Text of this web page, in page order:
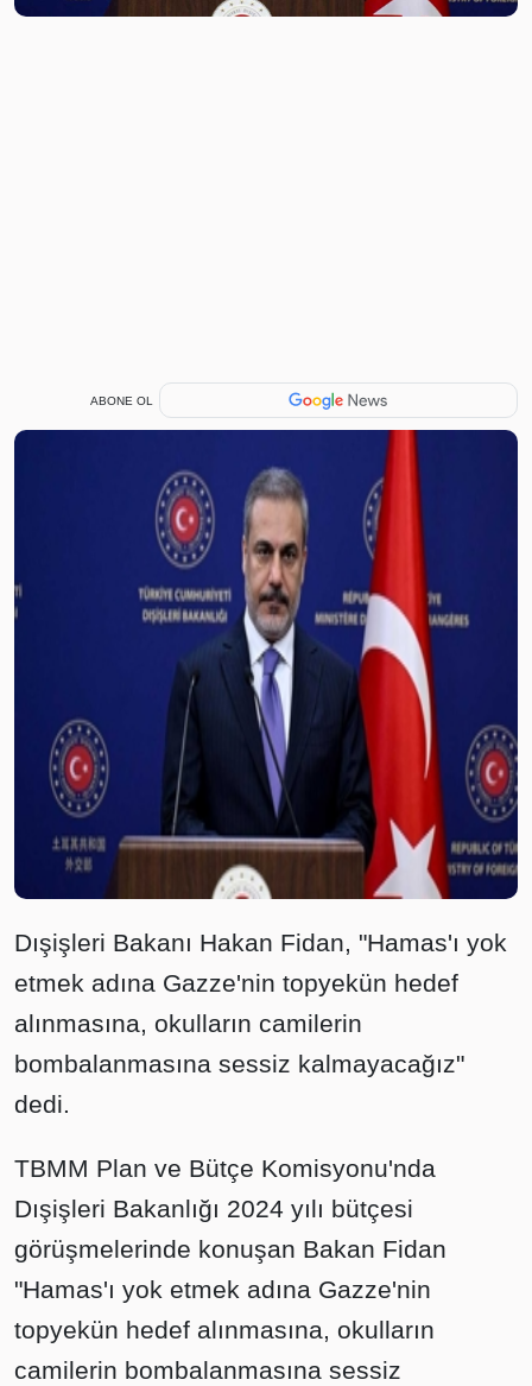
ABONE OL
Dışişleri Bakanı Hakan Fidan, "Hamas'ı yok
etmek adına Gazze'nin topyekün hedef
alınmasına, okulların camilerin
bombalanmasına sessiz kalmayacağız"
dedi.
TBMM Plan ve Bütçe Komisyonu'nda
Dışişleri Bakanlığı 2024 yılı bütçesi
görüşmelerinde konuşan Bakan Fidan
"Hamas'ı yok etmek adına Gazze'nin
topyekün hedef alınmasına, okulların
camilerin bombalanmasına sessiz